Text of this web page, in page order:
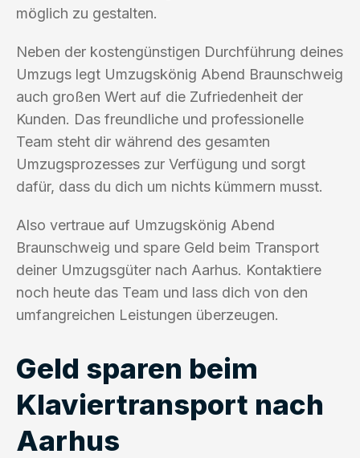
möglich zu gestalten.
Neben der kostengünstigen Durchführung deines
Umzugs legt Umzugskönig Abend Braunschweig
auch großen Wert auf die Zufriedenheit der
Kunden. Das freundliche und professionelle
Team steht dir während des gesamten
Umzugsprozesses zur Verfügung und sorgt
dafür, dass du dich um nichts kümmern musst.
Also vertraue auf Umzugskönig Abend
Braunschweig und spare Geld beim Transport
deiner Umzugsgüter nach Aarhus. Kontaktiere
noch heute das Team und lass dich von den
umfangreichen Leistungen überzeugen.
Geld sparen beim
Klaviertransport nach
Aarhus